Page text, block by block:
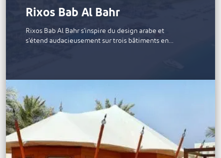
Rixos Bab Al Bahr
Rixos Bab Al Bahr s'inspire du design arabe et
s'étend audacieusement sur trois bâtiments en…